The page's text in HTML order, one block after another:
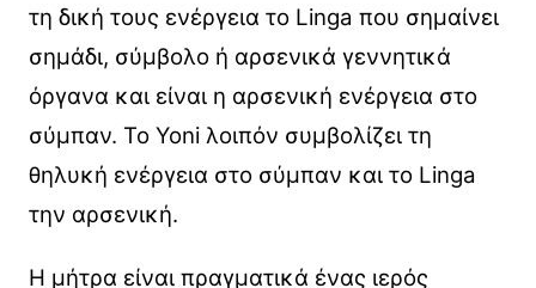
τη δική τους ενέργεια το Linga που σημαίνει
σημάδι, σύμβολο ή αρσενικά γεννητικά
όργανα και είναι η αρσενική ενέργεια στο
σύμπαν. Το Yoni λοιπόν συμβολίζει τη
θηλυκή ενέργεια στο σύμπαν και το Linga
την αρσενική.
Η μήτρα είναι πραγματικά ένας ιερός